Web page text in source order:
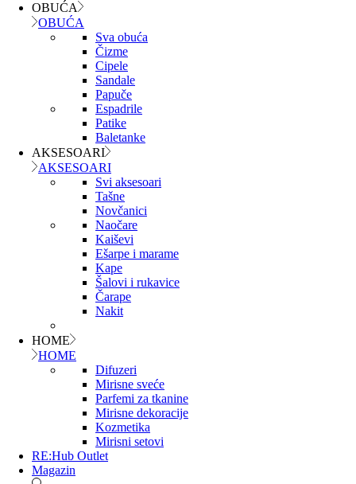
OBUĆA
OBUĆA
Sva obuća
Čizme
Cipele
Sandale
Papuče
Espadrile
Patike
Baletanke
AKSESOARI
AKSESOARI
Svi aksesoari
Tašne
Novčanici
Naočare
Kaiševi
Ešarpe i marame
Kape
Šalovi i rukavice
Čarape
Nakit
HOME
HOME
Difuzeri
Mirisne sveće
Parfemi za tkanine
Mirisne dekoracije
Kozmetika
Mirisni setovi
RE:Hub Outlet
Magazin